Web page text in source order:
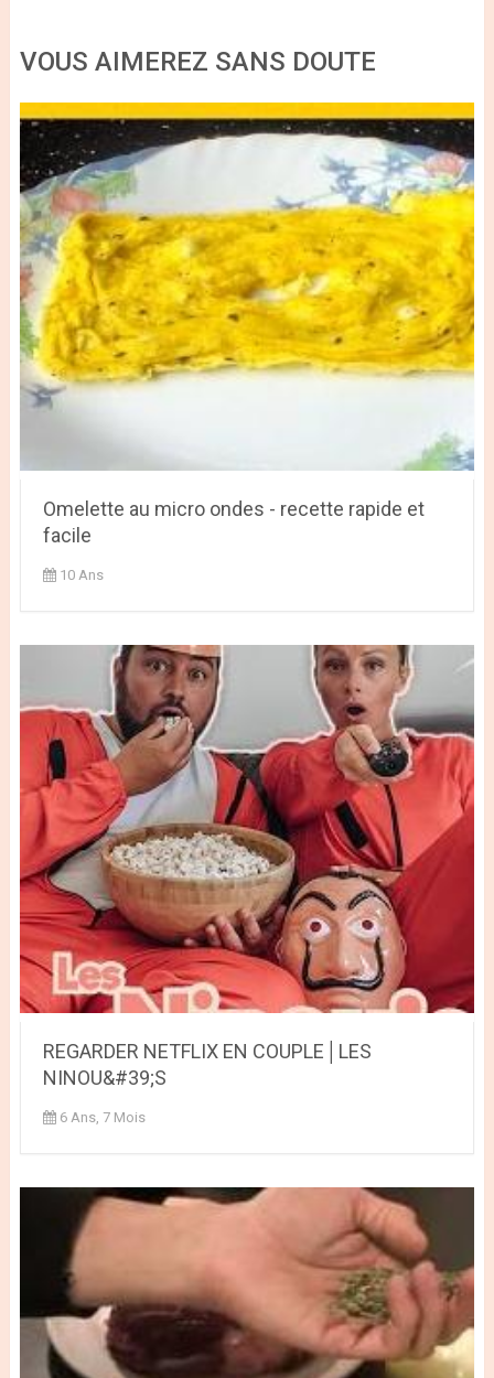
VOUS AIMEREZ SANS DOUTE
Omelette au micro ondes - recette rapide et
facile
10 Ans
REGARDER NETFLIX EN COUPLE│LES
NINOU&#39;S
6 Ans, 7 Mois